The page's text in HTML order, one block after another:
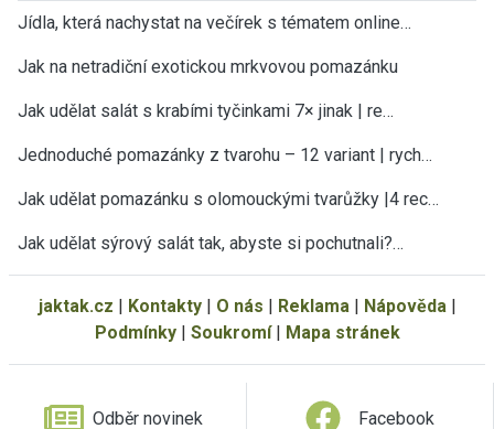
Jídla, která nachystat na večírek s tématem online…
Jak na netradiční exotickou mrkvovou pomazánku
Jak udělat salát s krabími tyčinkami 7× jinak | re…
Jednoduché pomazánky z tvarohu – 12 variant | rych…
Jak udělat pomazánku s olomouckými tvarůžky |4 rec…
Jak udělat sýrový salát tak, abyste si pochutnali?…
jaktak.cz | Kontakty| O nás | Reklama | Nápověda |
Podmínky| Soukromí| Mapa stránek
Odběr novinek Facebook